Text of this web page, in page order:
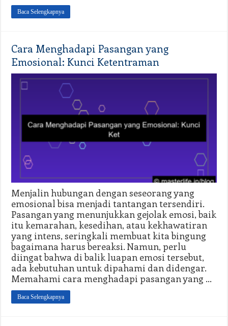
Baca Selengkapnya
Cara Menghadapi Pasangan yang
Emosional: Kunci Ketentraman
Menjalin hubungan dengan seseorang yang
emosional bisa menjadi tantangan tersendiri.
Pasangan yang menunjukkan gejolak emosi, baik
itu kemarahan, kesedihan, atau kekhawatiran
yang intens, seringkali membuat kita bingung
bagaimana harus bereaksi. Namun, perlu
diingat bahwa di balik luapan emosi tersebut,
ada kebutuhan untuk dipahami dan didengar.
Memahami cara menghadapi pasangan yang …
Baca Selengkapnya